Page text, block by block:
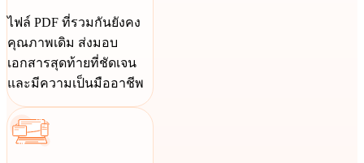
ไฟล์ PDF ที่รวมกันยังคง
คุณภาพเดิม ส่งมอบ
เอกสารสุดท้ายที่ชัดเจน
และมีความเป็นมืออาชีพ